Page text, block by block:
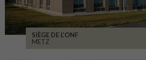
SIÈGE DE L’ONF
METZ